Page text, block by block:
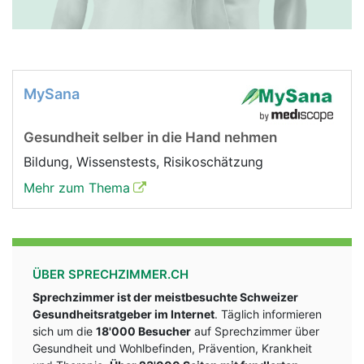
MySana
Gesundheit selber in die Hand nehmen
Bildung, Wissenstests, Risikoschätzung
Mehr zum Thema
ÜBER SPRECHZIMMER.CH
Sprechzimmer ist der meistbesuchte Schweizer
Gesundheitsratgeber im Internet. Täglich informieren
sich um die 18'000 Besucher auf Sprechzimmer über
Gesundheit und Wohlbefinden, Prävention, Krankheit